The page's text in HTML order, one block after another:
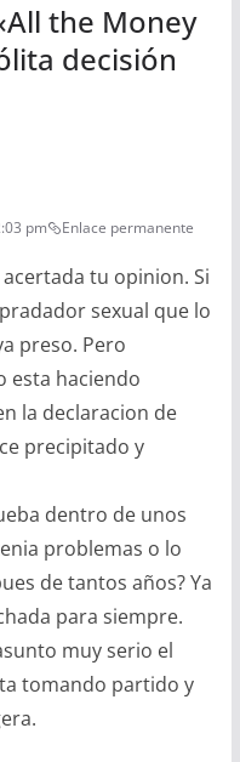
All the Money
decisión
pm Enlace permanente
tu opinion. Si
sexual que lo
preso. Pero
esta haciendo
la declaracion de
precipitado y
dentro de unos
problemas o lo
de tantos años? Ya
para siempre.
muy serio el
tomando partido y